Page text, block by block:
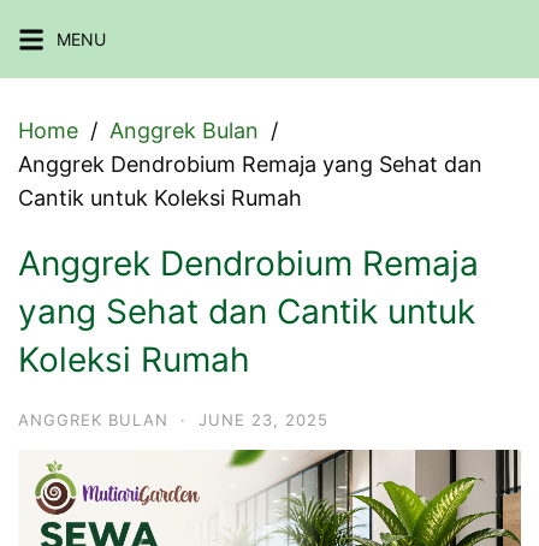
to
MENU
Home
Anggrek Bulan
Anggrek Dendrobium Remaja yang Sehat dan
Cantik untuk Koleksi Rumah
Anggrek Dendrobium Remaja
yang Sehat dan Cantik untuk
Koleksi Rumah
ANGGREK BULAN · JUNE 23, 2025